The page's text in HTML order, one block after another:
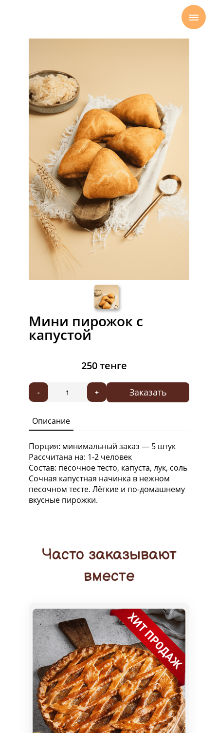
Мини пирожок с
капустой
Мини пирожок с
капустой
250 тенге
Заказать
- +
Описание
Порция: минимальный заказ — 5 штук
Рассчитана на: 1-2 человек
Состав: песочное тесто, капуста, лук, соль
Сочная капустная начинка в нежном
песочном тесте. Лёгкие и по-домашнему
вкусные пирожки.
Часто заказывают
вместе